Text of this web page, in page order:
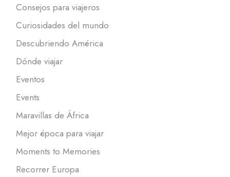
Consejos para viajeros
Curiosidades del mundo
Descubriendo América
Dónde viajar
Eventos
Events
Maravillas de África
Mejor época para viajar
Moments to Memories
Recorrer Europa